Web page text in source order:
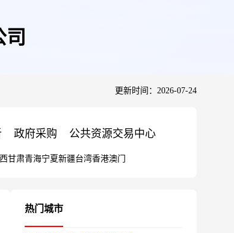
更新时间：2026-07-24
政府采购 公共资源交易中心
甘肃青海宁夏新疆台湾香港澳门
热门城市